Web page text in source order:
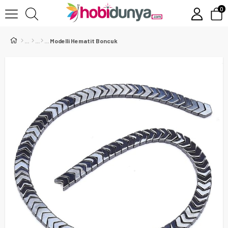
0
Modelli Hematit Boncuk